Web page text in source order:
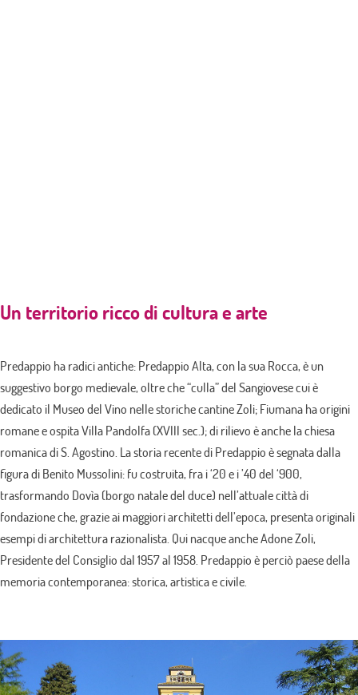
Un territorio ricco di cultura e arte
Predappio ha radici antiche: Predappio Alta, con la sua Rocca, è un
suggestivo borgo medievale, oltre che “culla” del Sangiovese cui è
dedicato il Museo del Vino nelle storiche cantine Zoli; Fiumana ha origini
romane e ospita Villa Pandolfa (XVIII sec.); di rilievo è anche la chiesa
romanica di S. Agostino. La storia recente di Predappio è segnata dalla
figura di Benito Mussolini: fu costruita, fra i ‘20 e i ’40 del ‘900,
trasformando Dovìa (borgo natale del duce) nell’attuale città di
fondazione che, grazie ai maggiori architetti dell’epoca, presenta originali
esempi di architettura razionalista. Qui nacque anche Adone Zoli,
Presidente del Consiglio dal 1957 al 1958. Predappio è perciò paese della
memoria contemporanea: storica, artistica e civile.